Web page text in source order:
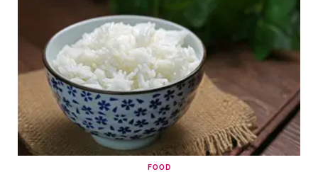
FOOD